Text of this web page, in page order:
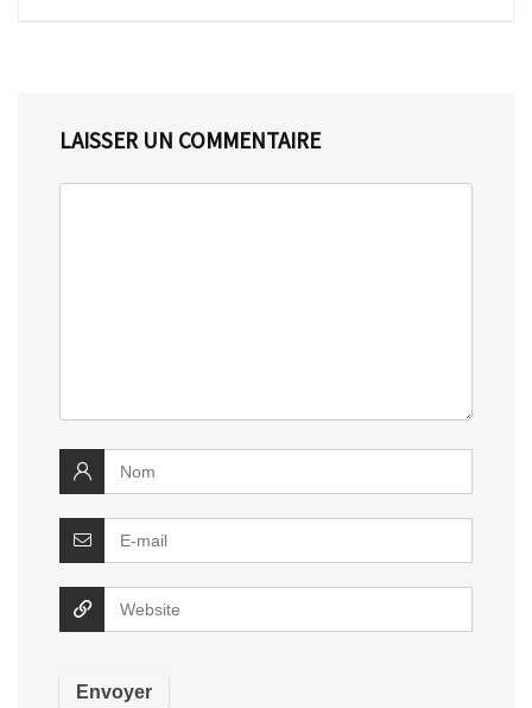
LAISSER UN COMMENTAIRE